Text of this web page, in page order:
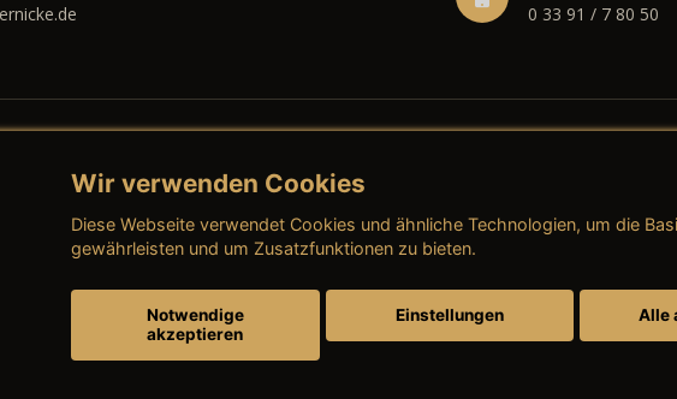
0 33 91 / 7 80 50
Rechtliches
→ Impressum
→ AGB (Neuwagen)
Wir verwenden Cookies
Diese Webseite verwendet Cookies und ähnliche Technologien, um die
gewährleisten und um Zusatzfunktionen zu bieten.
Notwendige
akzeptieren
Einstellungen Alle